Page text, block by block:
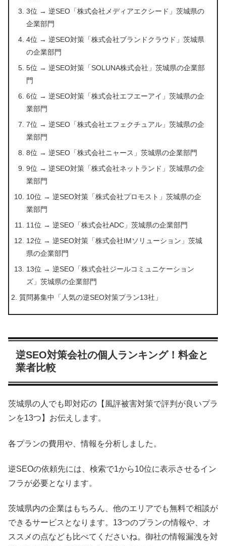
3位 → 逆SEO「株式会社メディアエクシード」茨城県の
企業部門
4位 → 逆SEO対策「株式会社ブランドクラウド」茨城県
の企業部門
5位 → 逆SEO対策「SOLUNA株式会社」茨城県の企業部
門
6位 → 逆SEO対策「株式会社エフエーアイ」茨城県の企
業部門
7位 → 逆SEO「株式会社エフェクチュアル」茨城県の企
業部門
8位 → 逆SEO「株式会社ニャース」茨城県の企業部門
9位 → 逆SEO対策「株式会社ネットランド」茨城県の企
業部門
10位 → 逆SEO対策「株式会社プロモスト」茨城県の企
業部門
11位 → 逆SEO「株式会社ADC」茨城県の企業部門
12位 → 逆SEO対策「株式会社IMソリューション」茨城
県の企業部門
13位 → 逆SEO「株式会社ジールコミュニケーション
ズ」茨城県の企業部門
質問募集中「人気の逆SEO対策プラン13社」
逆SEO対策会社の個人ランキング！料金と
業者比較
茨城県の人でも即対応の【風評被害対策で評判が良いプラ
ンを13つ】お伝えします。
各プランの費用や、情報を分析しました。
逆SEOの依頼先には、検索で1から10位に表示させるイン
フラが必要となります。
茨城県内の企業はもちろん、他のエリアでも無料で相談が
できるサービスとなります。13つのプランの情報や、オ
ススメの点なども比べてくださいね。御社の情報漏洩を対